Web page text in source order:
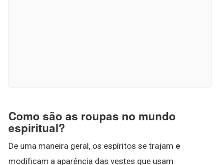
Como são as roupas no mundo
espiritual?
De uma maneira geral, os espíritos se trajam e
modificam a aparência das vestes que usam